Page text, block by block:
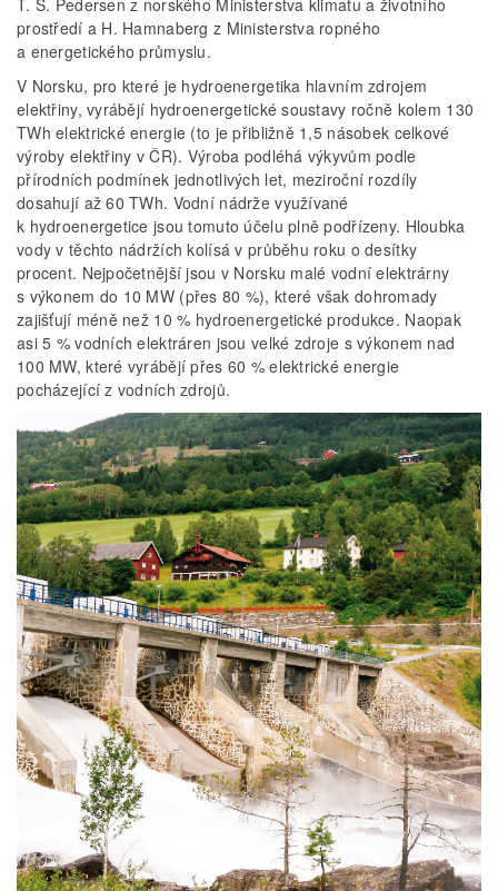
prostředí a H. Hamnaberg z Ministerstva ropného
a energetického průmyslu.
V Norsku, pro které je hydroenergetika hlavním zdrojem
elektřiny, vyrábějí hydroenergetické soustavy ročně kolem 130
TWh elektrické energie (to je přibližně 1,5 násobek celkové
výroby elektřiny v ČR). Výroba podléhá výkyvům podle
přírodních podmínek jednotlivých let, meziroční rozdíly
dosahují až 60 TWh. Vodní nádrže využívané
k hydroenergetice jsou tomuto účelu plně podřízeny. Hloubka
vody v těchto nádržích kolísá v průběhu roku o desítky
procent. Nejpočetnější jsou v Norsku malé vodní elektrárny
s výkonem do 10 MW (přes 80 %), které však dohromady
zajišťují méně než 10 % hydroenergetické produkce. Naopak
asi 5 % vodních elektráren jsou velké zdroje s výkonem nad
100 MW, které vyrábějí přes 60 % elektrické energie
pocházející z vodních zdrojů.